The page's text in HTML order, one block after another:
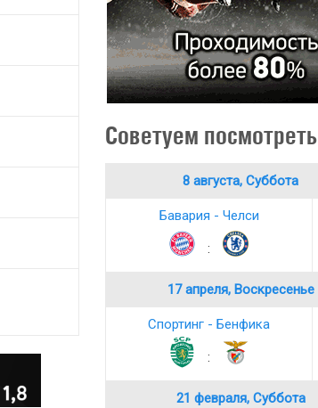
Советуем посмотреть
8 августа, Суббота
Бавария - Челси
:
17 апреля, Воскресенье
Спортинг - Бенфика
:
21 февраля, Суббота